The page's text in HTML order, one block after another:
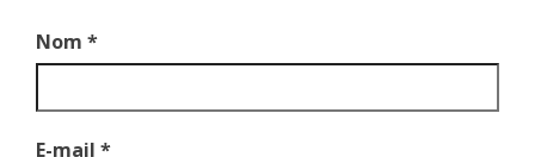
Nom *
E-mail *